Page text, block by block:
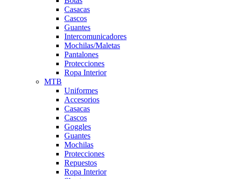
Casacas
Cascos
Guantes
Intercomunicadores
Mochilas/Maletas
Pantalones
Protecciones
Ropa Interior
MTB
Uniformes
Accesorios
Casacas
Cascos
Goggles
Guantes
Mochilas
Protecciones
Repuestos
Ropa Interior